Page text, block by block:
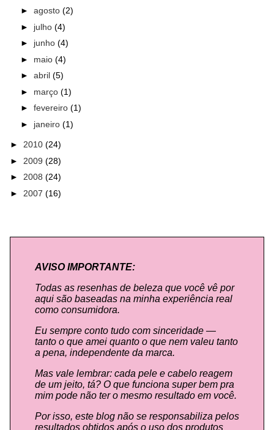
► agosto (2)
► julho (4)
► junho (4)
► maio (4)
► abril (5)
► março (1)
► fevereiro (1)
► janeiro (1)
► 2010 (24)
► 2009 (28)
► 2008 (24)
► 2007 (16)
AVISO IMPORTANTE:
Todas as resenhas de beleza que você vê por
aqui são baseadas na minha experiência real
como consumidora.
Eu sempre conto tudo com sinceridade —
tanto o que amei quanto o que nem valeu tanto
a pena, independente da marca.
Mas vale lembrar: cada pele e cabelo reagem
de um jeito, tá? O que funciona super bem pra
mim pode não ter o mesmo resultado em você.
Por isso, este blog não se responsabiliza pelos
resultados obtidos após o uso dos produtos